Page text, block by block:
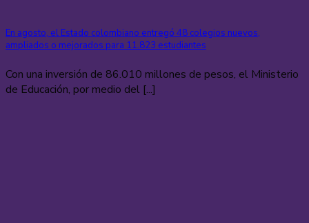
En agosto, el Estado colombiano entregó 48 colegios nuevos,
ampliados o mejorados para 11.823 estudiantes
Con una inversión de 86.010 millones de pesos, el Ministerio
de Educación, por medio del [...]